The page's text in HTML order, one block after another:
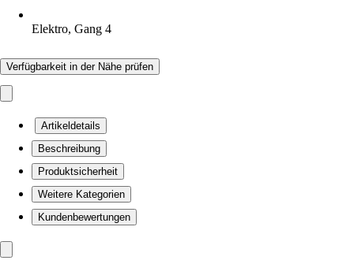
Elektro, Gang 4
Verfügbarkeit in der Nähe prüfen
Artikeldetails
Beschreibung
Produktsicherheit
Weitere Kategorien
Kundenbewertungen